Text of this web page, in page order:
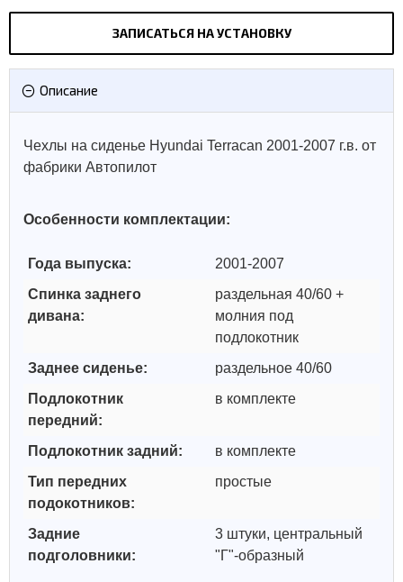
ЗАПИСАТЬСЯ НА УСТАНОВКУ
Описание
Чехлы на сиденье Hyundai Terracan 2001-2007 г.в. от
фабрики Автопилот
Особенности комплектации:
Года выпуска:
2001-2007
Спинка заднего
дивана:
раздельная 40/60 +
молния под
подлокотник
Заднее сиденье:
раздельное 40/60
Подлокотник
передний:
в комплекте
Подлокотник задний:
в комплекте
Тип передних
подокотников:
простые
Задние
подголовники:
3 штуки, центральный
"Г"-образный